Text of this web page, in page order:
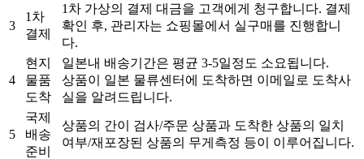
3
1차
결제
1차 가상의 결제 대금을 고객에게 청구합니다. 결제
확인 후, 관리자는 쇼핑몰에서 실구매를 진행합니
다.
4
현지
물품
도착
일본내 배송기간은 평균 3-5일정도 소요됩니다.
상품이 일본 물류센터에 도착하면 이메일로 도착사
실을 알려드립니다.
5
국제
배송
준비
상품의 간이 검사/주문 상품과 도착한 상품의 일치
여부/재포장된 상품의 무게측정 등이 이루어집니다.